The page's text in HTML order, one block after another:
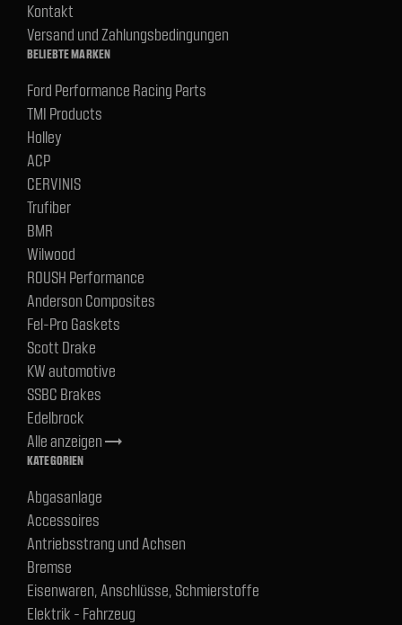
Kontakt
Versand und Zahlungsbedingungen
BELIEBTE MARKEN
Ford Performance Racing Parts
TMI Products
Holley
ACP
CERVINIS
Trufiber
BMR
Wilwood
ROUSH Performance
Anderson Composites
Fel-Pro Gaskets
Scott Drake
KW automotive
SSBC Brakes
Edelbrock
Alle anzeigentrending_flat
KATEGORIEN
Abgasanlage
Accessoires
Antriebsstrang und Achsen
Bremse
Eisenwaren, Anschlüsse, Schmierstoffe
Elektrik - Fahrzeug